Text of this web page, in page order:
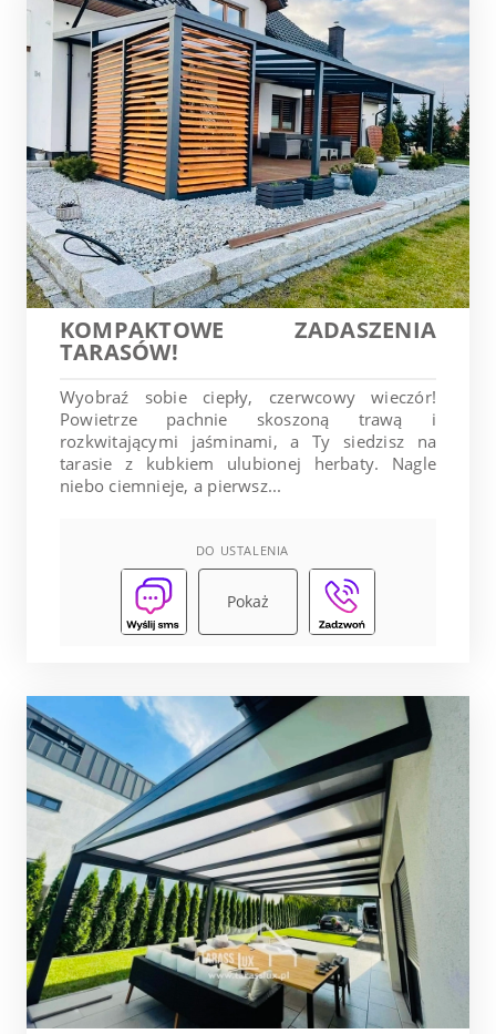
KOMPAKTOWE ZADASZENIA
TARASÓW!
Wyobraź sobie ciepły, czerwcowy wieczór!
Powietrze pachnie skoszoną trawą i
rozkwitającymi jaśminami, a Ty siedzisz na
tarasie z kubkiem ulubionej herbaty. Nagle
niebo ciemnieje, a pierwsz...
DO USTALENIA
Pokaż